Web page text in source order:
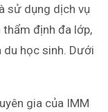
sử dụng dịch vụ
định đa lớp,
du học sinh. Dưới
gia của IMM